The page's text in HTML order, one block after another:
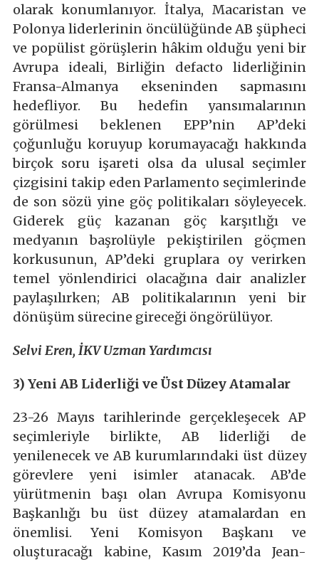
olarak konumlanıyor. İtalya, Macaristan ve
Polonya liderlerinin öncülüğünde AB şüpheci
ve popülist görüşlerin hâkim olduğu yeni bir
Avrupa ideali, Birliğin defacto liderliğinin
Fransa-Almanya ekseninden sapmasını
hedefliyor. Bu hedefin yansımalarının
görülmesi beklenen EPP’nin AP’deki
çoğunluğu koruyup korumayacağı hakkında
birçok soru işareti olsa da ulusal seçimler
çizgisini takip eden Parlamento seçimlerinde
de son sözü yine göç politikaları söyleyecek.
Giderek güç kazanan göç karşıtlığı ve
medyanın başrolüyle pekiştirilen göçmen
korkusunun, AP’deki gruplara oy verirken
temel yönlendirici olacağına dair analizler
paylaşılırken; AB politikalarının yeni bir
dönüşüm sürecine gireceği öngörülüyor.
Selvi Eren, İKV Uzman Yardımcısı
3) Yeni AB Liderliği ve Üst Düzey Atamalar
23-26 Mayıs tarihlerinde gerçekleşecek AP
seçimleriyle birlikte, AB liderliği de
yenilenecek ve AB kurumlarındaki üst düzey
görevlere yeni isimler atanacak. AB’de
yürütmenin başı olan Avrupa Komisyonu
Başkanlığı bu üst düzey atamalardan en
önemlisi. Yeni Komisyon Başkanı ve
oluşturacağı kabine, Kasım 2019’da Jean-